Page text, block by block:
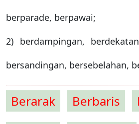
berparade, berpawai;
2) berdampingan,
bersandingan, bersebelahan,
Berarak Berbaris